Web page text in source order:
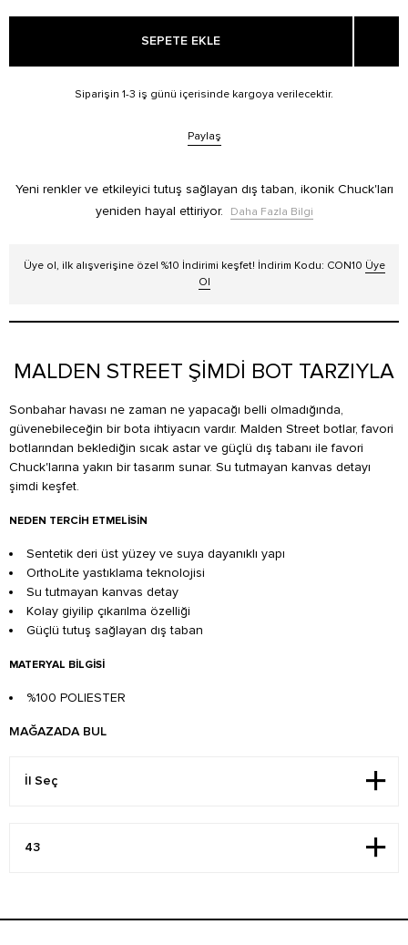
SEPETE EKLE
Siparişin 1-3 iş günü içerisinde kargoya verilecektir.
Paylaş
Yeni renkler ve etkileyici tutuş sağlayan dış taban, ikonik Chuck'ları
yeniden hayal ettiriyor.
Daha Fazla Bilgi
Üye ol, ilk alışverişine özel %10 İndirimi keşfet! İndirim Kodu: CON10 Üye
Ol
MALDEN STREET ŞİMDİ BOT TARZIYLA
Sonbahar havası ne zaman ne yapacağı belli olmadığında,
güvenebileceğin bir bota ihtiyacın vardır. Malden Street botlar, favori
botlarından beklediğin sıcak astar ve güçlü dış tabanı ile favori
Chuck'larına yakın bir tasarım sunar. Su tutmayan kanvas detayı
şimdi keşfet.
NEDEN TERCIH ETMELISIN
Sentetik deri üst yüzey ve suya dayanıklı yapı
OrthoLite yastıklama teknolojisi
Su tutmayan kanvas detay
Kolay giyilip çıkarılma özelliği
Güçlü tutuş sağlayan dış taban
MATERYAL BILGISI
%100 POLIESTER
MAĞAZADA BUL